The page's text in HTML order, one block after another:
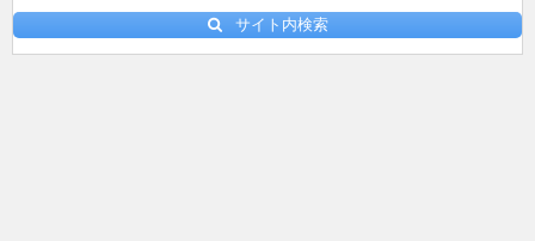
サイト内検索